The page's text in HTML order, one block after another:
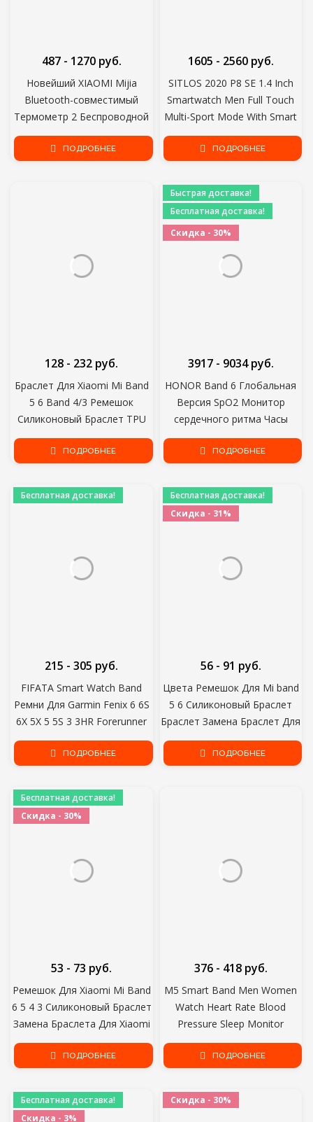
Новейший XIAOMI Mijia
Bluetooth-совместимый
Термометр 2 Беспроводной
Умный Электрический
Цифровой Гигрометр
487 - 1270 руб.
ПОДРОБНЕЕ
SITLOS 2020 P8 SE 1.4 Inch
Smartwatch Men Full Touch
Multi-Sport Mode With Smart
Watch Women Heart Rate
Monitor For iOS Android
1605 - 2560 руб.
ПОДРОБНЕЕ
Браслет Для Xiaomi Mi Band
5 6 Band 4/3 Ремешок
Силиконовый Браслет TPU
ремешок Для xiaomi Mi band5
mi band4 браслет Miband 5
128 - 232 руб.
ПОДРОБНЕЕ
Быстрая доставка!
Бесплатная доставка!
Скидка - 30%
HONOR Band 6 Глобальная
Версия SpO2 Монитор
сердечного ритма Часы
Smartwatch Кислородный
Фитнес Умный Браслет
Браслеты
3917 - 9034 руб.
ПОДРОБНЕЕ
Бесплатная доставка!
FIFATA Smart Watch Band
Ремни Для Garmin Fenix 6 6S
6X 5X 5 5S 3 3HR Forerunner
935 945 Быстроразъемный
Ремешок Силиконовый
215 - 305 руб.
ПОДРОБНЕЕ
Бесплатная доставка!
Скидка - 31%
Цвета Ремешок Для Mi band
5 6 Силиконовый Браслет
Браслет Замена Браслет Для
Xiaomi band 6 5 4 3 Ремешок
Для Amazfit Band 5
56 - 91 руб.
ПОДРОБНЕЕ
Бесплатная доставка!
Скидка - 30%
Ремешок Для Xiaomi Mi Band
6 5 4 3 Силиконовый Браслет
Замена Браслета Для Xiaomi
Band 5 6 MiBand 4 3 Цвет
Запястья Мягкий Ремешок
53 - 73 руб.
ПОДРОБНЕЕ
M5 Smart Band Men Women
Watch Heart Rate Blood
Pressure Sleep Monitor
Шагомер Bluetooth-
совместимое Соединение
376 - 418 руб.
ПОДРОБНЕЕ
Бесплатная доставка!
Скидка - 3%
Скидка - 30%